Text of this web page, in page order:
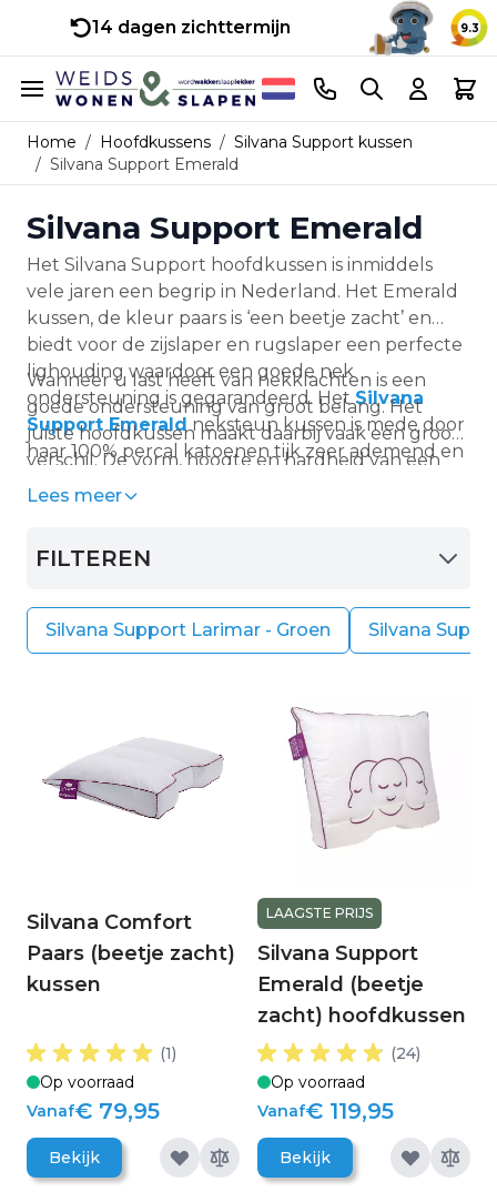
14 dagen zichttermijn 9.3
Ga naar de inhoud
Telefoonnummer
Search Cart
Home / Hoofdkussens / Silvana Support kussen
/ Silvana Support Emerald
Silvana Support Emerald
Het Silvana Support hoofdkussen is inmiddels
vele jaren een begrip in Nederland. Het Emerald
kussen, de kleur paars is ‘een beetje zacht’ en
biedt voor de zijslaper en rugslaper een perfecte
lighouding waardoor een goede nek
ondersteuning is gegarandeerd. HetSilvana
Support Emeraldneksteun kussen is mede door
haar 100% percal katoenen tijk zeer ademend en
schimmel- en bacteriewerend.
Wanneer u last heeft van nekklachten is een
goede ondersteuning van groot belang. Het
juiste hoofdkussen maakt daarbij vaak een groot
verschil. De vorm, hoogte en hardheid van een
hoofdkussen
is hierbij een bewezen effectief hulpmiddel.
Lees meer
FILTEREN
Silvana Support Larimar - Groen Silvana
Silvana Comfort
Paars (beetje zacht)
kussen
(1)
Op voorraad
Vanaf€ 79,95
Bekijk
LAAGSTE PRIJS
Silvana Support
Emerald (beetje
zacht) hoofdkussen
(24)
Op voorraad
Vanaf€ 119,95
Bekijk